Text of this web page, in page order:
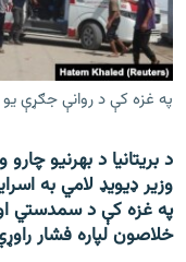
اړیکه
دري پاڼه
Azadi English
راسره ملګري شئ
په غزه کې د روانې جګړې یو
د بریتانیا د بهرنیو
وزیر ډیویډ لامي به
په غزه کې د سمدستي
خلاصون لپاره فشار